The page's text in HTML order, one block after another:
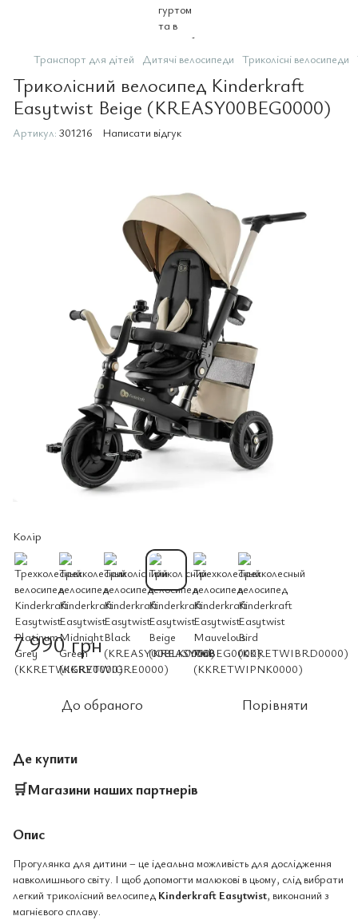
Транспорт для дітей Дитячі велосипеди Триколісні велосипеди
Триколісний велосипед Kinderkraft
Easytwist Beige (KREASY00BEG0000)
Артикул: 301216 Написати відгук
Колір
7 990 грн
До обраного Порівняти
Де купити
🛒Магазини наших партнерів
Опис
Прогулянка для дитини – це ідеальна можливість для дослідження
навколишнього світу. І щоб допомогти малюкові в цьому, слід вибрати
легкий триколісний велосипед Kinderkraft Easytwist, виконаний з
магнієвого сплаву.